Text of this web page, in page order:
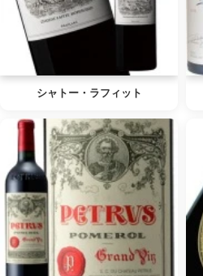
シャトー・ラフィット